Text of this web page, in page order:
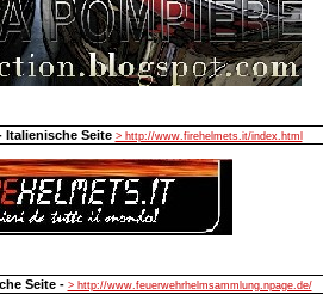
Italienische Seite > http://www.firehelmets.it/index.html
Seite - > http://www.feuerwehrhelmsammlung.npage.de/